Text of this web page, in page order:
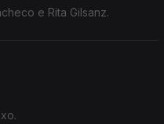
e Rita Gilsanz.